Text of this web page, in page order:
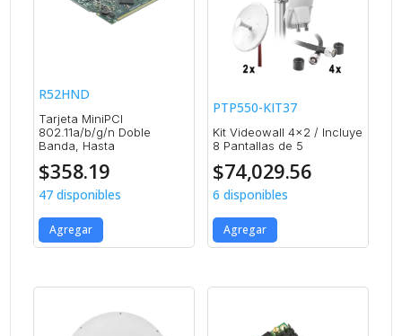
R52HND
Tarjeta MiniPCI
802.11a/b/g/n Doble
Banda, Hasta
$358.19
47 disponibles
Agregar
PTP550-KIT37
Kit Videowall 4×2 / Incluye
8 Pantallas de 5
$74,029.56
6 disponibles
Agregar